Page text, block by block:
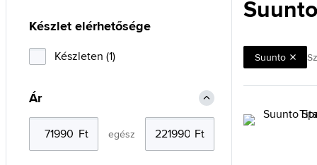
Suunto
Suunto
Készlet elérhetősége
Készleten (1)
Ár
egész